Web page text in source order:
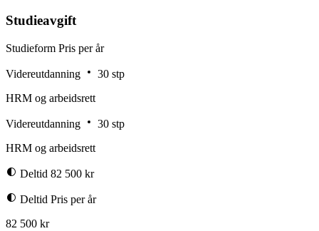
Studieavgift
Studieform Pris per år
Videreutdanning
30 stp
HRM og arbeidsrett
Videreutdanning
30 stp
HRM og arbeidsrett
Deltid 82 500 kr
Deltid Pris per år
82 500 kr